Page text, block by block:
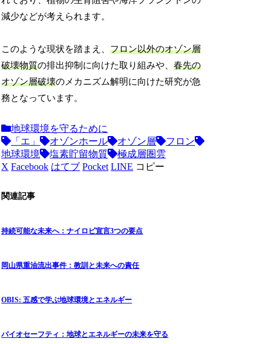
減少などが考えられます。
このような現状を踏まえ、フロン以外のオゾン層
破壊物質の排出抑制に向けた取り組みや、春先の
オゾン層破壊のメカニズム解明に向けた研究が急
務となっています。
地球環境を守るために
「エ」
オゾンホール オゾン層
フロン
地球環境
塩素貯留物質
極成層圏雲
X Facebook はてブ Pocket LINE コピー
関連記事
持続可能な未来へ：ナイロビ宣言3つの要点
岡山県重油流出事件：教訓と未来への責任
OBIS: 五感で学ぶ地球環境とエネルギー
バイオセーフティ：地球とエネルギーの未来を守る